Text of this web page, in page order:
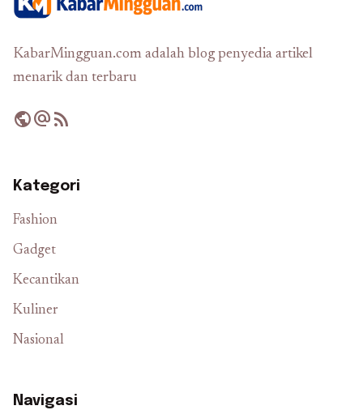
KabarMingguan.com adalah blog penyedia artikel
menarik dan terbaru
publicalternate_emailrss_feed
Kategori
Fashion
Gadget
Kecantikan
Kuliner
Nasional
Navigasi